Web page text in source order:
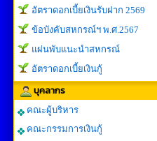
อัตราดอกเบี้ยเงินรับฝาก 2569
ข้อบังคับสหกรณ์ฯ พ.ศ.2567
แผ่นพับแนะนำสหกรณ์
อัตราดอกเบี้ยเงินกู้
บุคลากร
คณะผู้บริหาร
คณะกรรมการเงินกู้